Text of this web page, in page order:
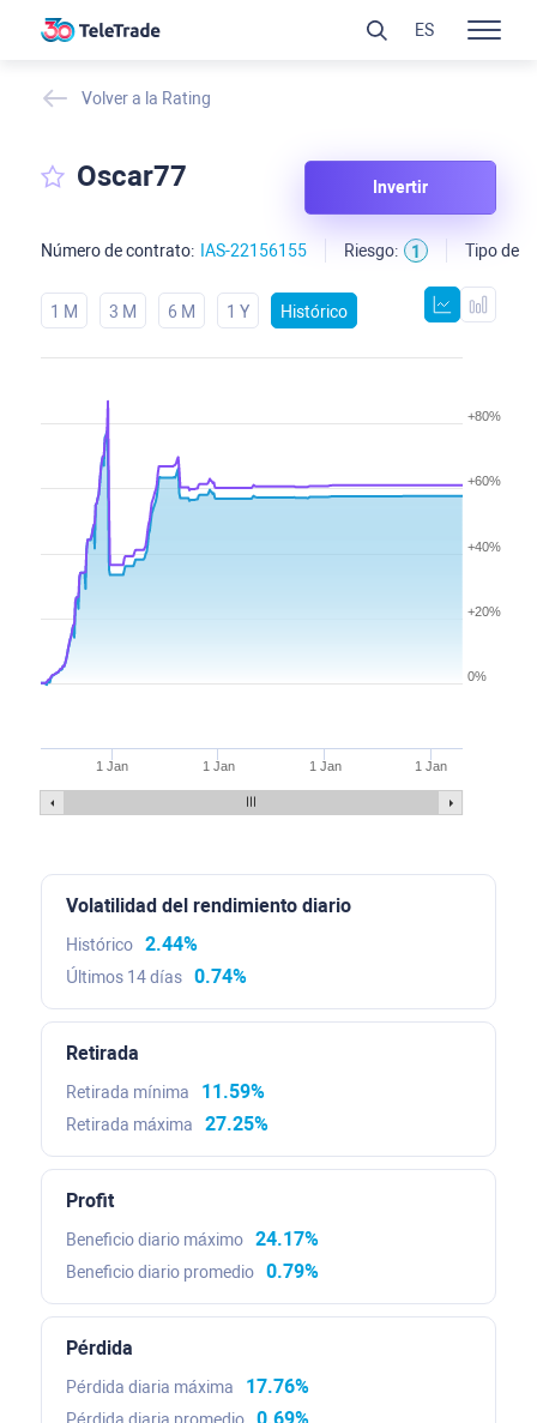
Volver a la Rating
Oscar77 Invertir
Número de contrato: IAS-22156155 Riesgo: 1 Tipo de
1 M 3 M 6 M 1 Y Histórico
1 Jan 1 Jan 1 Jan 1 Jan
0%
+20%
+40%
+60%
+80%
Volatilidad del rendimiento diario
Histórico 2.44%
Últimos 14 días 0.74%
Retirada
Retirada mínima 11.59%
Retirada máxima 27.25%
Profit
Beneficio diario máximo 24.17%
Beneficio diario promedio 0.79%
Pérdida
Pérdida diaria máxima 17.76%
ES